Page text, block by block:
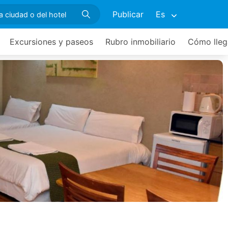
Publicar Es
Excursiones y paseos Rubro inmobiliario Cómo